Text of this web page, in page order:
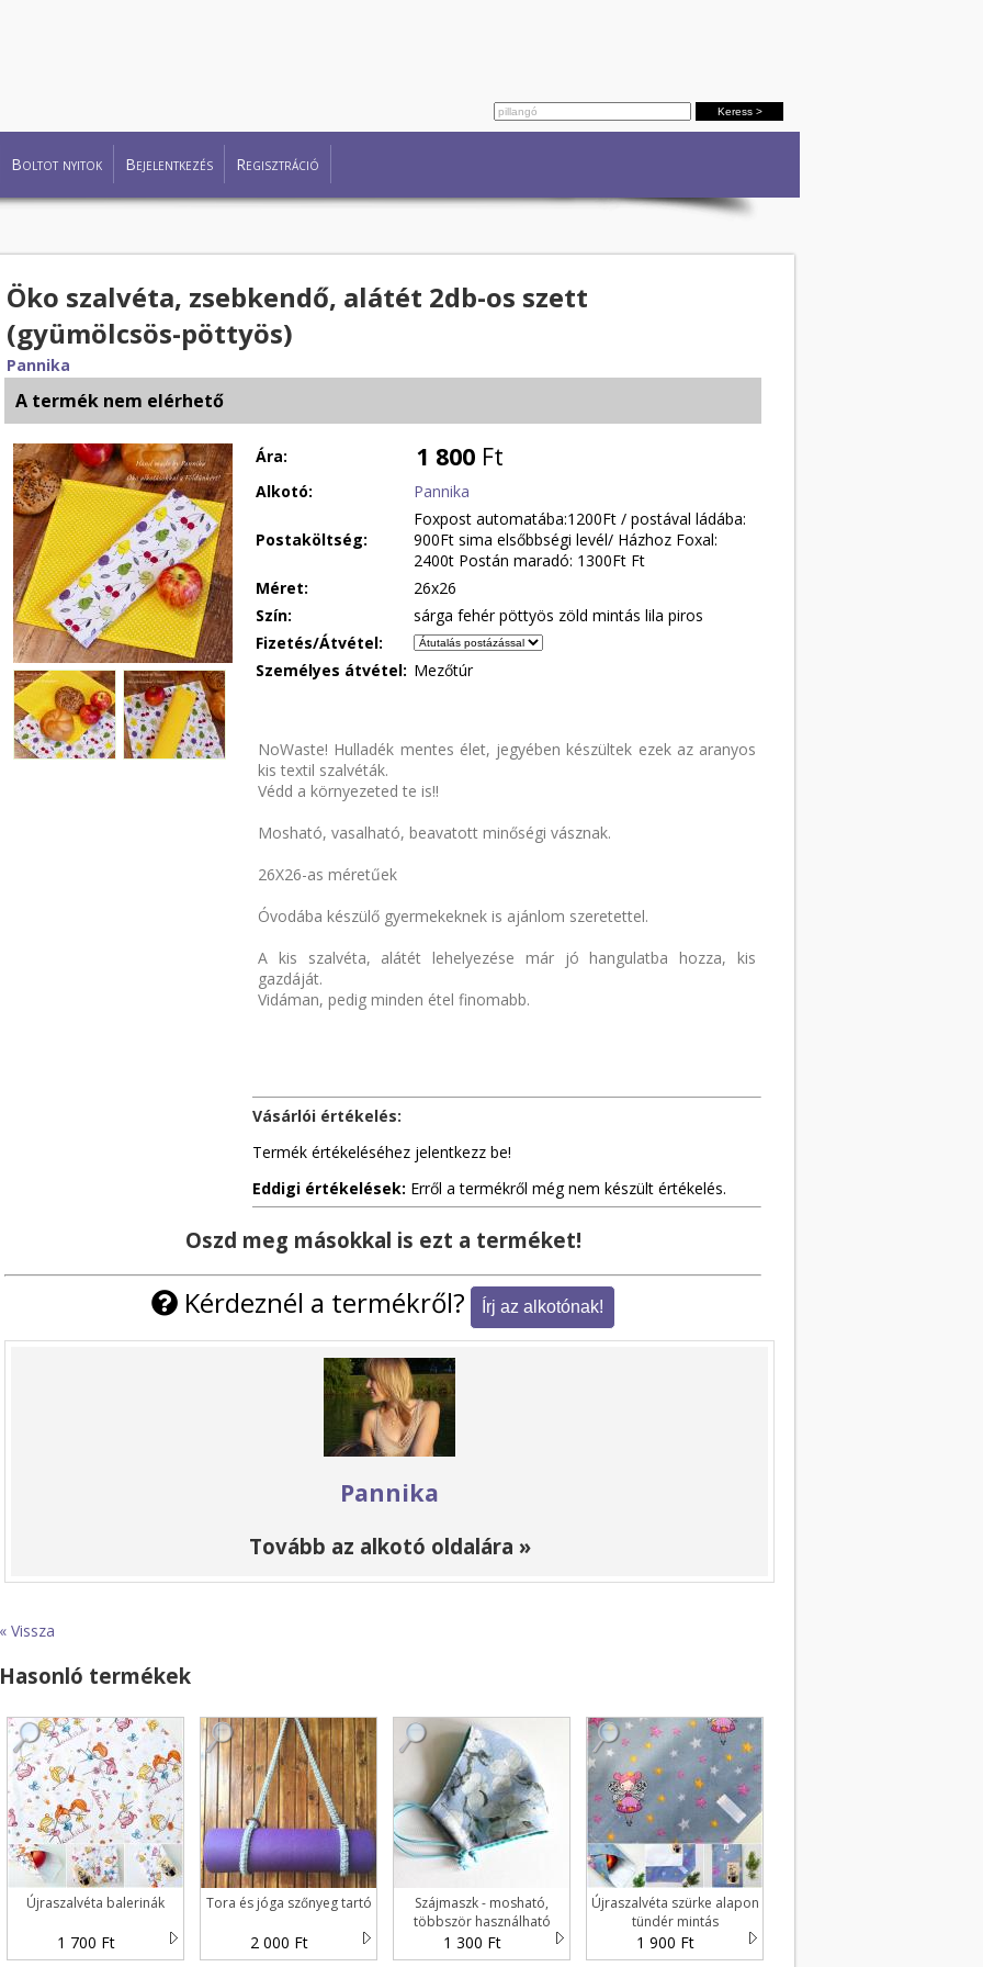
Boltot nyitok Bejelentkezés Regisztráció
Öko szalvéta, zsebkendő, alátét 2db-os szett
(gyümölcsös-pöttyös)
Pannika
A termék nem elérhető
Ára: 1 800 Ft
Alkotó: Pannika
Postaköltség:
Foxpost automatába:1200Ft / postával ládába:
900Ft sima elsőbbségi levél/ Házhoz Foxal:
2400t Postán maradó: 1300Ft Ft
Méret:
26x26
Szín:
sárga fehér pöttyös zöld mintás lila piros
Fizetés/Átvétel:
Személyes átvétel: Mezőtúr
NoWaste! Hulladék mentes élet, jegyében készültek ezek az aranyos
kis textil szalvéták.
Védd a környezeted te is!!
Mosható, vasalható, beavatott minőségi vásznak.
26X26-as méretűek
Óvodába készülő gyermekeknek is ajánlom szeretettel.
A kis szalvéta, alátét lehelyezése már jó hangulatba hozza, kis
gazdáját.
Vidáman, pedig minden étel finomabb.
Vásárlói értékelés:
Termék értékeléséhez jelentkezz be!
Eddigi értékelések: Erről a termékről még nem készült értékelés.
Oszd meg másokkal is ezt a terméket!
Kérdeznél a termékről?
Pannika
Tovább az alkotó oldalára »
« Vissza
Hasonló termékek
Újraszalvéta balerinák
1 700 Ft
Tora és jóga szőnyeg tartó
2 000 Ft
Szájmaszk - mosható,
többször használható
1 300 Ft
Újraszalvéta szürke alapon
tündér mintás
1 900 Ft